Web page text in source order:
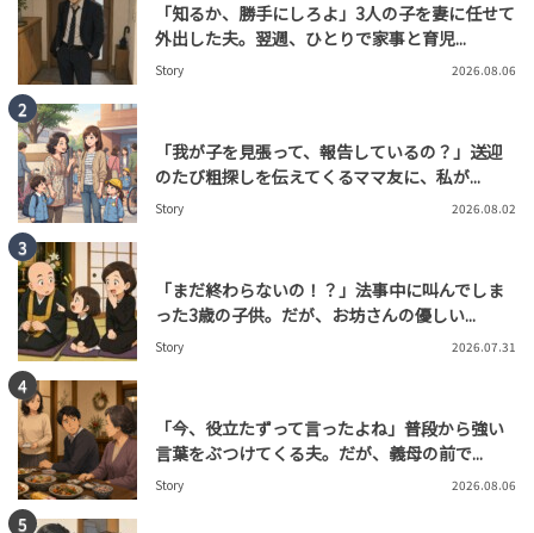
「知るか、勝手にしろよ」3人の子を妻に任せて
外出した夫。翌週、ひとりで家事と育児...
Story 2026.08.06
「我が子を見張って、報告しているの？」送迎
のたび粗探しを伝えてくるママ友に、私が...
Story 2026.08.02
「まだ終わらないの！？」法事中に叫んでしま
った3歳の子供。だが、お坊さんの優しい...
Story 2026.07.31
「今、役立たずって言ったよね」普段から強い
言葉をぶつけてくる夫。だが、義母の前で...
Story 2026.08.06